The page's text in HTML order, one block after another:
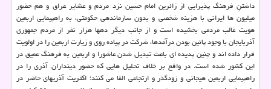
داشتنِ فرهنگ پذیرایی از زائرین امام حسین نزد مردم و عشایر عراق و هم حضور
میلیون­ ها ایرانی با هزینه شخصی و بدون سازماندهی حكومتی، به راهپیمایی اربعین
هویت غالب مردمی بخشیده است و از جانب دیگر دهها هزار نفر از مردم جمهوری
آذربایجان با وجود پائین بودن درآمدها، شركت در پیاده روی و زیارت اربعین را در اولویت
قرار داده اند و چنین پدیده ای باعث تبدیل شدن عاشورا و اربعین به فرهنگ عمیق در
این كشور شده است. در واقع بر خلاف تحلیل­ هایی كه حضور دینداران آذری را در
راهپیمایی اربعین هیجانی و زودگذر و ارتجاعی القا می­ كنند؛ اكثریت آذریهای حاضر در